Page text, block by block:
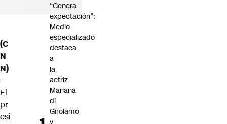
(C
N
N)
–
El
pr
esi
“Genera
expectación”:
Medio
especializado
destaca
a
la
actriz
Mariana
di
Girolamo
y